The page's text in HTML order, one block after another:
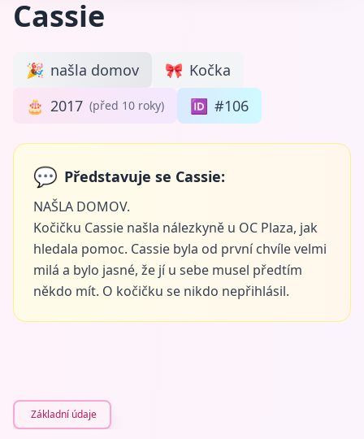
Cassie
🎉 našla domov 🎀 Kočka
🎂 2017 (před 10 roky) 🆔 #106
💬 Představuje se Cassie:
NAŠLA DOMOV.
Kočičku Cassie našla nálezkyně u OC Plaza, jak
hledala pomoc. Cassie byla od první chvíle velmi
milá a bylo jasné, že jí u sebe musel předtím
někdo mít. O kočičku se nikdo nepřihlásil.
Základní údaje